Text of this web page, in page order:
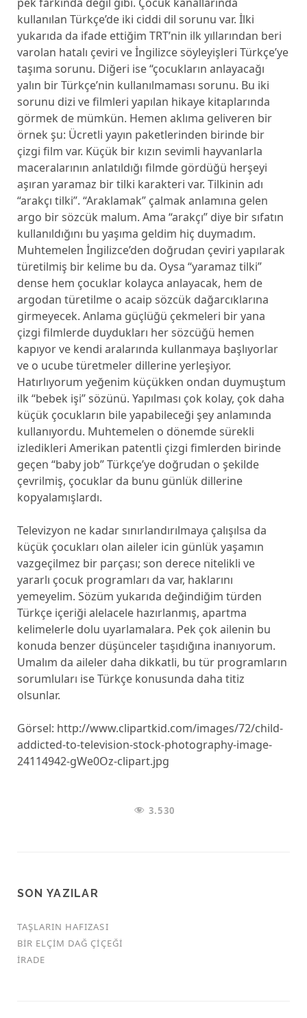
kullanılan Türkçe’de iki ciddi dil sorunu var. İlki
yukarıda da ifade ettiğim TRT’nin ilk yıllarından beri
varolan hatalı çeviri ve İngilizce söyleyişleri Türkçe’ye
taşıma sorunu. Diğeri ise “çocukların anlayacağı
yalın bir Türkçe’nin kullanılmaması sorunu. Bu iki
sorunu dizi ve filmleri yapılan hikaye kitaplarında
görmek de mümkün. Hemen aklıma geliveren bir
örnek şu: Ücretli yayın paketlerinden birinde bir
çizgi film var. Küçük bir kızın sevimli hayvanlarla
maceralarının anlatıldığı filmde gördüğü herşeyi
aşıran yaramaz bir tilki karakteri var. Tilkinin adı
“arakçı tilki”. “Araklamak” çalmak anlamına gelen
argo bir sözcük malum. Ama “arakçı” diye bir sıfatın
kullanıldığını bu yaşıma geldim hiç duymadım.
Muhtemelen İngilizce’den doğrudan çeviri yapılarak
türetilmiş bir kelime bu da. Oysa “yaramaz tilki”
dense hem çocuklar kolayca anlayacak, hem de
argodan türetilme o acaip sözcük dağarcıklarına
girmeyecek. Anlama güçlüğü çekmeleri bir yana
çizgi filmlerde duydukları her sözcüğü hemen
kapıyor ve kendi aralarında kullanmaya başlıyorlar
ve o ucube türetmeler dillerine yerleşiyor.
Hatırlıyorum yeğenim küçükken ondan duymuştum
ilk “bebek işi” sözünü. Yapılması çok kolay, çok daha
küçük çocukların bile yapabileceği şey anlamında
kullanıyordu. Muhtemelen o dönemde sürekli
izledikleri Amerikan patentli çizgi fimlerden birinde
geçen “baby job” Türkçe’ye doğrudan o şekilde
çevrilmiş, çocuklar da bunu günlük dillerine
kopyalamışlardı.
Televizyon ne kadar sınırlandırılmaya çalışılsa da
küçük çocukları olan aileler icin günlük yaşamın
vazgeçilmez bir parçası; son derece nitelikli ve
yararlı çocuk programları da var, haklarını
yemeyelim. Sözüm yukarıda değindiğim türden
Türkçe içeriği alelacele hazırlanmış, apartma
kelimelerle dolu uyarlamalara. Pek çok ailenin bu
konuda benzer düşünceler taşıdığına inanıyorum.
Umalım da aileler daha dikkatli, bu tür programların
sorumluları ise Türkçe konusunda daha titiz
olsunlar.
Görsel: http://www.clipartkid.com/images/72/child-
addicted-to-television-stock-photography-image-
24114942-gWe0Oz-clipart.jpg
3.530
SON YAZILAR
TAŞLARIN HAFIZASI
BIR ELÇIM DAĞ ÇIÇEĞI
İRADE